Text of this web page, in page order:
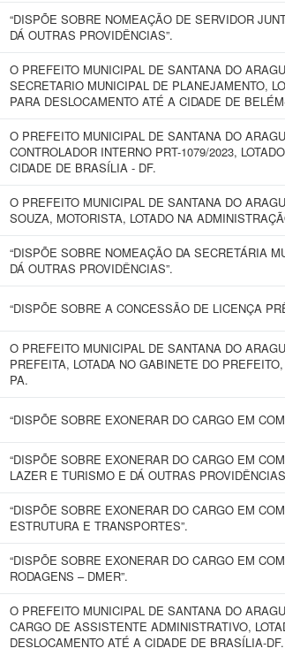
“DISPÕE SOBRE NOMEAÇÃO DE SERVIDOR
DÁ OUTRAS PROVIDÊNCIAS”.
O PREFEITO MUNICIPAL DE SANTANA DO
SECRETARIO MUNICIPAL DE PLANEJAMENTO,
PARA DESLOCAMENTO ATÉ A CIDADE DE
O PREFEITO MUNICIPAL DE SANTANA DO
CONTROLADOR INTERNO PRT-1079/2023,
CIDADE DE BRASÍLIA - DF.
O PREFEITO MUNICIPAL DE SANTANA DO
SOUZA, MOTORISTA, LOTADO NA
“DISPÕE SOBRE NOMEAÇÃO DA SECRETÁRIA
DÁ OUTRAS PROVIDÊNCIAS”.
“DISPÕE SOBRE A CONCESSÃO DE LICENÇA
O PREFEITO MUNICIPAL DE SANTANA DO
PREFEITA, LOTADA NO GABINETE DO
PA.
“DISPÕE SOBRE EXONERAR DO CARGO EM
“DISPÕE SOBRE EXONERAR DO CARGO EM
LAZER E TURISMO E DÁ OUTRAS
“DISPÕE SOBRE EXONERAR DO CARGO EM
ESTRUTURA E TRANSPORTES”.
“DISPÕE SOBRE EXONERAR DO CARGO EM
RODAGENS – DMER”.
O PREFEITO MUNICIPAL DE SANTANA DO
CARGO DE ASSISTENTE ADMINISTRATIVO,
DESLOCAMENTO ATÉ A CIDADE DE BRASÍLIA-DF.